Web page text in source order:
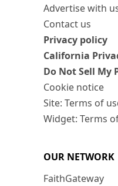
Advertise with
Contact us
Privacy policy
California
Do Not Sell
Cookie notice
Site: Terms of
Widget: Terms
OUR NETWORK
FaithGateway